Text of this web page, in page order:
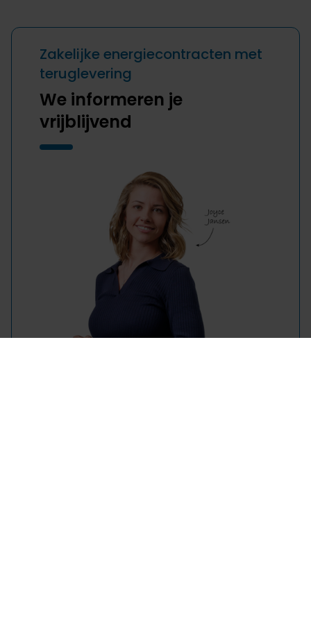
Zakelijke energiecontracten met
teruglevering
We informeren je
vrijblijvend